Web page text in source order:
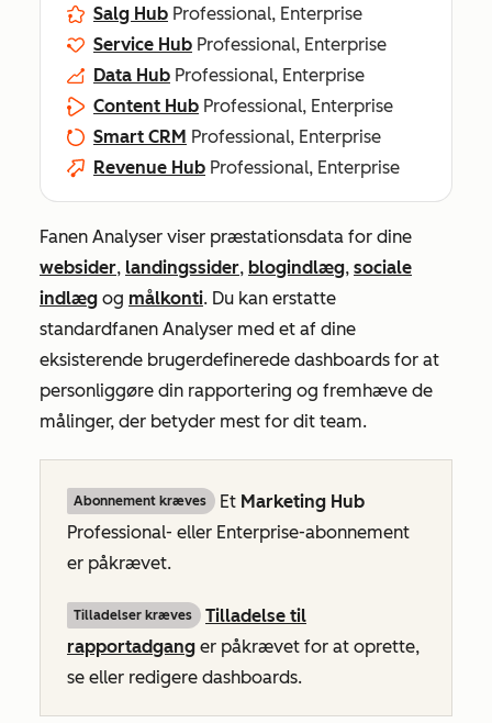
Salg Hub Professional, Enterprise
Service Hub Professional, Enterprise
Data Hub Professional, Enterprise
Content Hub Professional, Enterprise
Smart CRM Professional, Enterprise
Revenue Hub Professional, Enterprise
Fanen Analyser viser præstationsdata for dine
websider, landingssider, blogindlæg, sociale
indlæg og målkonti. Du kan erstatte
standardfanen Analyser med et af dine
eksisterende brugerdefinerede dashboards for at
personliggøre din rapportering og fremhæve de
målinger, der betyder mest for dit team.
Abonnement kræves Et Marketing Hub
Professional- eller Enterprise-abonnement
er påkrævet.
Tilladelser kræves
Tilladelse til
rapportadgang er påkrævet for at oprette,
se eller redigere dashboards.